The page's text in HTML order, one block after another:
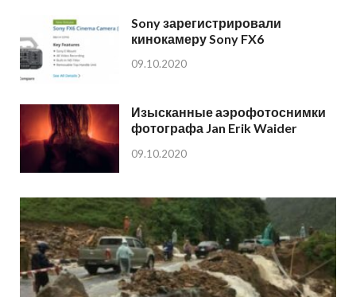
Sony зарегистрировали
кинокамеру Sony FX6
09.10.2020
Изысканные аэрофотоснимки
фотографа Jan Erik Waider
09.10.2020